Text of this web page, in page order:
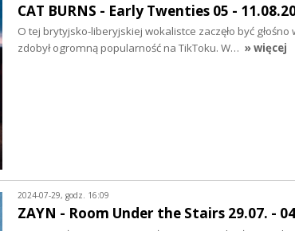
CAT BURNS - Early Twenties 05 -
O tej brytyjsko-liberyjskiej wokalistce zaczęło być
zdobył ogromną popularność na TikToku. W… » więcej
2024-07-29, godz. 16:09
ZAYN - Room Under the Stairs 29.07. -